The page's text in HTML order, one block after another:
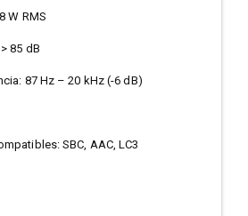
W RMS
85 dB
87 Hz – 20 kHz (-6 dB)
SBC, AAC, LC3